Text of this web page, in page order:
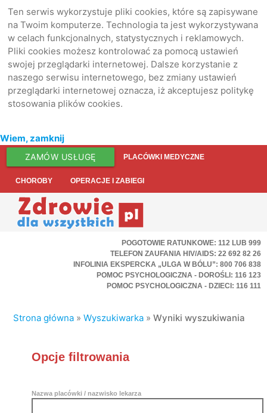
Ten serwis wykorzystuje pliki cookies, które są zapisywane
na Twoim komputerze. Technologia ta jest wykorzystywana
w celach funkcjonalnych, statystycznych i reklamowych.
Pliki cookies możesz kontrolować za pomocą ustawień
swojej przeglądarki internetowej. Dalsze korzystanie z
naszego serwisu internetowego, bez zmiany ustawień
przeglądarki internetowej oznacza, iż akceptujesz politykę
stosowania plików cookies.
Wiem, zamknij
ZAMÓW USŁUGĘ PLACÓWKI MEDYCZNE
CHOROBY OPERACJE I ZABIEGI
POGOTOWIE RATUNKOWE: 112 LUB 999
TELEFON ZAUFANIA HIV/AIDS: 22 692 82 26
INFOLINIA EKSPERCKA „ULGA W BÓLU”: 800 706 838
POMOC PSYCHOLOGICZNA - DOROŚLI: 116 123
POMOC PSYCHOLOGICZNA - DZIECI: 116 111
Strona główna »Wyszukiwarka »Wyniki wyszukiwania
Opcje filtrowania
Nazwa placówki / nazwisko lekarza